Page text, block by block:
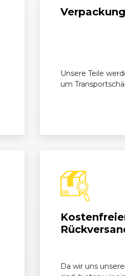
Verpackung
Unsere Teile
um
Da wir uns